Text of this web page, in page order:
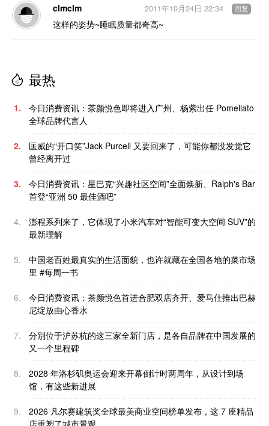
clmclm
这样的姿势~睡眠质量都奇高~
2011年10月24日 22:34 回复
最热
1.
今日消费资讯：茶颜悦色即将进入广州、杨紫出任 Pomellato
全球品牌代言人
2.
匡威的“开口笑”Jack Purcell 又要回来了，可能你都没发觉它
曾经离开过
3.
今日消费资讯：星巴克“兴趣社区空间”全面焕新、Ralph's Bar
首登“亚洲 50 最佳酒吧”
4.
澎程系列来了，它体现了小米汽车对“智能可变大空间 SUV”的
最新理解
5.
中国老百姓最真实的生活面貌，也许就藏在全国各地的菜市场
里 #每周一书
6.
今日消费资讯：茶颜悦色首进合肥双店齐开、爱马仕推出巴赫
尼绽放由心香水
7.
分别位于沪苏杭的这三家全新门店，是各自品牌在中国发展的
又一个里程碑
8.
2028 年洛杉矶奥运会迎来开幕倒计时两周年，从设计到场
馆，有这些新进展
9.
2026 凡尔赛建筑奖全球最美商业空间榜单发布，这 7 座精品